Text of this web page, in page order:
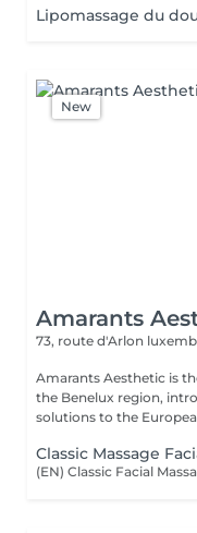
Lipomassage du
New
Amarants
73, route d'Arlon
Amarants Aesthetic is
the Benelux region,
solutions to the
Classic Massage